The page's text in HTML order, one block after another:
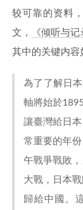
较可靠的资料
文，
《倾听与
其中的关键内容
為了了解日
軸將始於
讓臺灣給日
常重要的年
午戰爭戰敗
大戰，日本
歸給中國。